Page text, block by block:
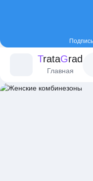
TrataGrad
Главная
Каталог